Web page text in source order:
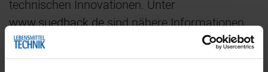
technischen Innovationen. Unter
www.suedback.desind nähere Informationen
zu der Veranstaltung erhältlich.